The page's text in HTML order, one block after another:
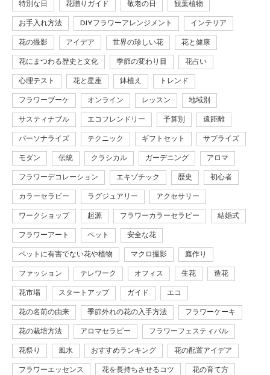
特別な日 花贈りガイド 敬老の日 観葉植物
お手入れ方法 DIYフラワーアレンジメント インテリア
花の撮影 アイデア 世界の珍しい花 花と健康
花にまつわる歴史と文化 季節の変わり目 花占い
心理テスト 花と星座 鉢植え トレンド
フラワーブーケ オンライン レッスン 地域別
サスティナブル エコフレンドリー 予算別 遠距離
パーソナライズ テクニック ギフトセット サプライズ
モダン 伝統 クラシカル ガーデニング アロマ
フラワーデコレーション エキゾチック 歴史 初心者
カラーセラピー ラグジュアリー アクセサリー
ワークショップ 起源 フラワーカラーセラピー 結婚式
フラワーアート ペット 安全な花
ペットに有害でない花や植物 マクロ撮影 庭作り
ファッション テレワーク オフィス 生花 造花
花市場 スタートアップ ガイド エコ
花の名前の由来 季節外れの花の入手方法 フラワーケーキ
花の栽培方法 アロマセラピー フラワーフェスティバル
花祭り 風水 おすすめランキング 花の配置アイデア
フラワーエッセンス 花を長持ちさせるコツ 花の育て方